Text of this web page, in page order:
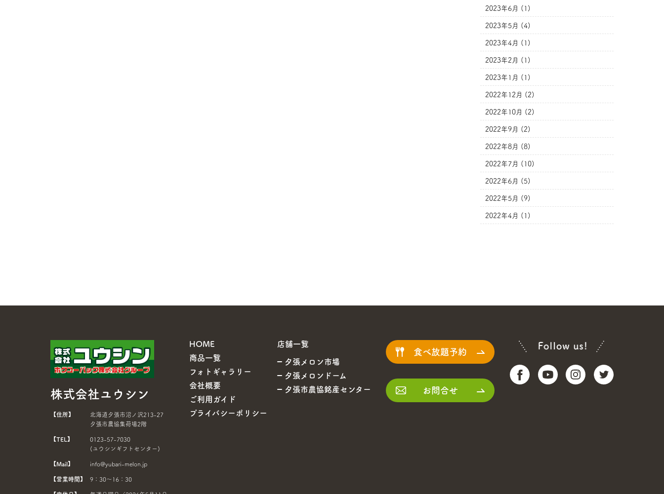
2023年6月 (1)
2023年5月 (4)
2023年4月 (1)
2023年2月 (1)
2023年1月 (1)
2022年12月 (2)
2022年10月 (2)
2022年9月 (2)
2022年8月 (8)
2022年7月 (10)
2022年6月 (5)
2022年5月 (9)
2022年4月 (1)
株式会社ユウシン
【住所】
北海道夕張市沼ノ沢213-27
夕張市農協集荷場2階
【TEL】
0123-57-7030
(ユウシンギフトセンター)
【Mail】 info@yubari-melon.jp
【営業時間】 9：30～16：30
HOME
商品一覧
フォトギャラリー
会社概要
ご利用ガイド
プライバシーポリシー
店舗一覧
夕張メロン市場
夕張メロンドーム
夕張市農協銘産センター
食べ放題予約
お問合せ